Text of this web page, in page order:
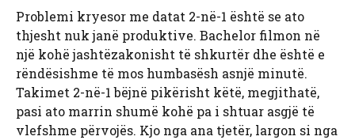
Problemi kryesor me datat 2-në-1 është se ato
thjesht nuk janë produktive. Bachelor filmon në
një kohë jashtëzakonisht të shkurtër dhe është e
rëndësishme të mos humbasësh asnjë minutë.
Takimet 2-në-1 bëjnë pikërisht këtë, megjithatë,
pasi ato marrin shumë kohë pa i shtuar asgjë të
vlefshme përvojës. Kjo nga ana tjetër, largon si nga